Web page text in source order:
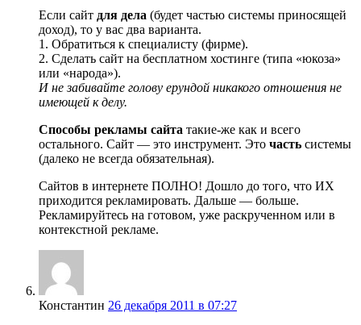
Если сайт для дела (будет частью системы приносящей
доход), то у вас два варианта.
1. Обратиться к специалисту (фирме).
2. Сделать сайт на бесплатном хостинге (типа «юкоза»
или «народа»).
И не забивайте голову ерундой никакого отношения не
имеющей к делу.
Способы рекламы сайта такие-же как и всего
остального. Сайт — это инструмент. Это часть системы
(далеко не всегда обязательная).
Сайтов в интернете ПОЛНО! Дошло до того, что ИХ
приходится рекламировать. Дальше — больше.
Рекламируйтесь на готовом, уже раскрученном или в
контекстной рекламе.
Константин 26 декабря 2011 в 07:27